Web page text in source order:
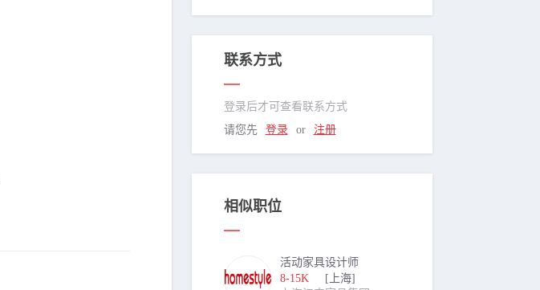
联系方式
登录后才可查看联系方式
请您先
登录 or 注册
相似职位
活动家具设计师
[上海]
8-15K